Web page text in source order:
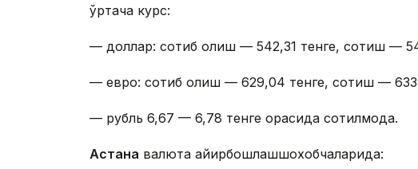
ўртача курс:
— доллар: сотиб олиш — 542,31 тенге, сотиш —
— евро: сотиб олиш — 629,04 тенге, сотиш —
— рубль 6,67 — 6,78 тенге орасида сотилмоқда.
Астана валюта айирбошлашшохобчаларида: